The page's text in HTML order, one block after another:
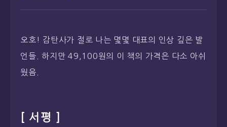
오호! 감탄사가 절로 나는 몇몇 대표의 인상 깊은 발
언들. 하지만 49,100원의 이 책의 가격은 다소 아쉬
웠음.
[ 서평 ]